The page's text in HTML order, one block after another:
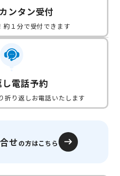
ンタン受付
約１分で受付できます
電話予約
折り返しお電話いたします
せの方はこちら